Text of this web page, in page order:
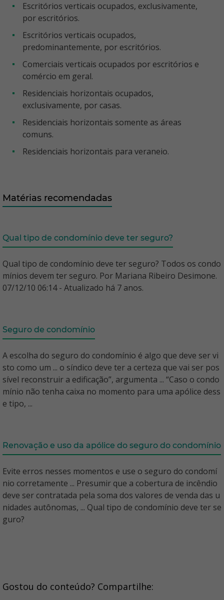
Escritórios verticais ocupados, exclusivamente,
por escritórios.
Escritórios verticais ocupados,
predominantemente, por escritórios.
Comerciais verticais ocupados por escritórios e
comércio em geral.
Residenciais horizontais ocupados,
exclusivamente, por casas.
Residenciais horizontais somente as áreas
comuns.
Residenciais horizontais para veraneio.
Matérias recomendadas
Qual tipo de condomínio deve ter seguro?
Qual tipo de condomínio deve ter seguro? Todos os condo
mínios devem ter seguro. Por Mariana Ribeiro Desimone.
07/12/10 06:14 - Atualizado há 7 anos.
Seguro de condomínio
A escolha do seguro do condomínio é algo que deve ser vi
sto como um ... o síndico deve ter a certeza que vai ser pos
sível reconstruir a edificação”, argumenta ... “Caso o condo
mínio não tenha caixa no momento para uma apólice dess
e tipo, ...
Renovação e uso da apólice do seguro do condomínio
Evite erros nesses momentos e use o seguro do condomí
nio corretamente ... Presumir que a cobertura de incêndio
deve ser contratada pela soma dos valores de venda das u
nidades autônomas, ... Qual tipo de condomínio deve ter se
guro?
Gostou do conteúdo? Compartilhe: